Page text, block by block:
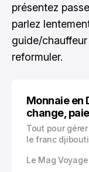
présentez
parlez
guide/
reformuler.
Monnaie en
change,
Tout pour
le franc
terrain (Lac
Le Mag Voyage